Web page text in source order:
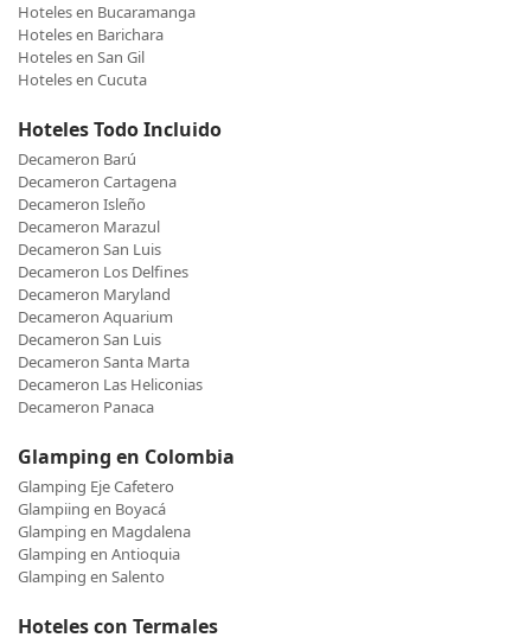
Hoteles en Bucaramanga
Hoteles en Barichara
Hoteles en San Gil
Hoteles en Cucuta
Hoteles Todo Incluido
Decameron Barú
Decameron Cartagena
Decameron Isleño
Decameron Marazul
Decameron San Luis
Decameron Los Delfines
Decameron Maryland
Decameron Aquarium
Decameron San Luis
Decameron Santa Marta
Decameron Las Heliconias
Decameron Panaca
Glamping en Colombia
Glamping Eje Cafetero
Glampiing en Boyacá
Glamping en Magdalena
Glamping en Antioquia
Glamping en Salento
Hoteles con Termales